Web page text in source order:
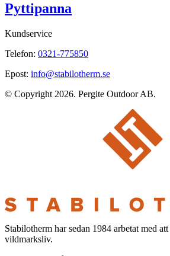
Pyttipanna
Kundservice
Telefon: 0321-775850
Epost: info@stabilotherm.se
© Copyright 2026. Pergite Outdoor AB.
Stabilotherm har sedan 1984 arbetat med
vildmarksliv.